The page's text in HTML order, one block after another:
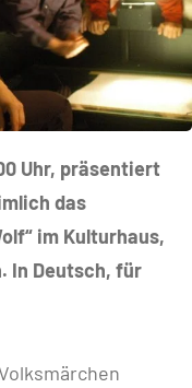
Uhr, präsentiert
das
im Kulturhaus,
In Deutsch, für